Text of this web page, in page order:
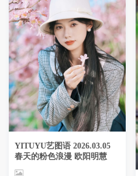
YITUYU艺图语 2026.03.05
春天的粉色浪漫 欧阳明慧